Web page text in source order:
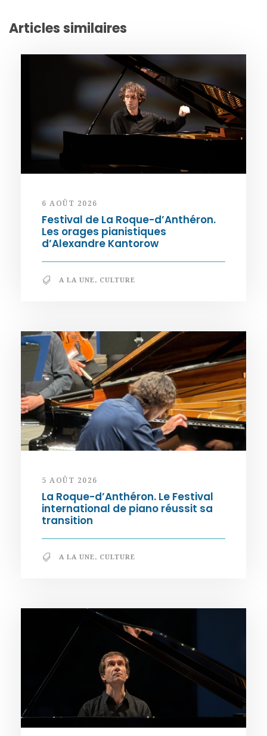
Articles similaires
6 AOÛT 2026
Festival de La Roque-d’Anthéron.
Les orages pianistiques
d’Alexandre Kantorow
A LA UNE, CULTURE
5 AOÛT 2026
La Roque-d’Anthéron. Le Festival
international de piano réussit sa
transition
A LA UNE, CULTURE